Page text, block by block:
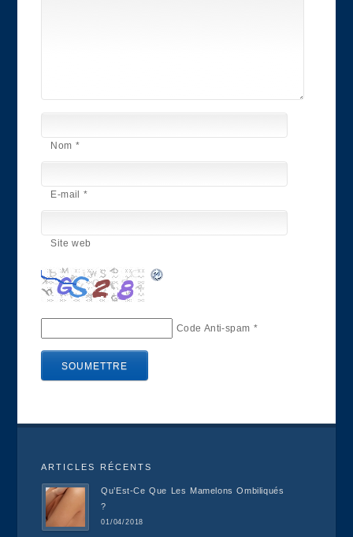
Nom*
E-mail*
Site web
Code Anti-spam *
ARTICLES RÉCENTS
Qu’Est-Ce Que Les Mamelons Ombiliqués
?
01/04/2018